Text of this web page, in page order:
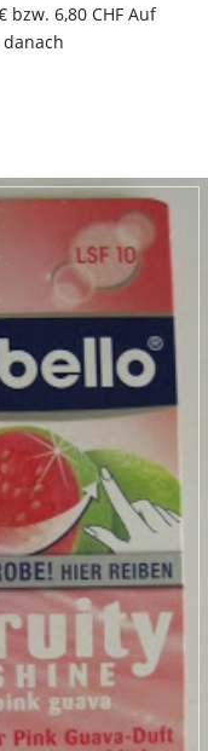
6,80 CHF Auf